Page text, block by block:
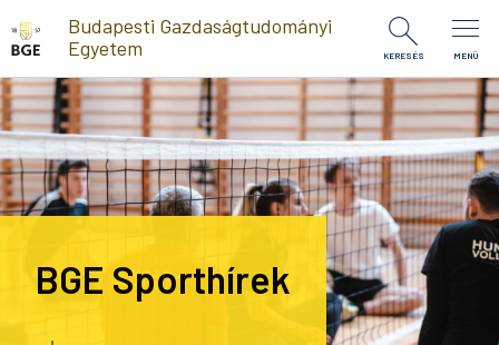
Ugrás a tartalomra
Budapesti Gazdaságtudományi
Egyetem
KERESÉS MENÜ
BGE Sporthírek